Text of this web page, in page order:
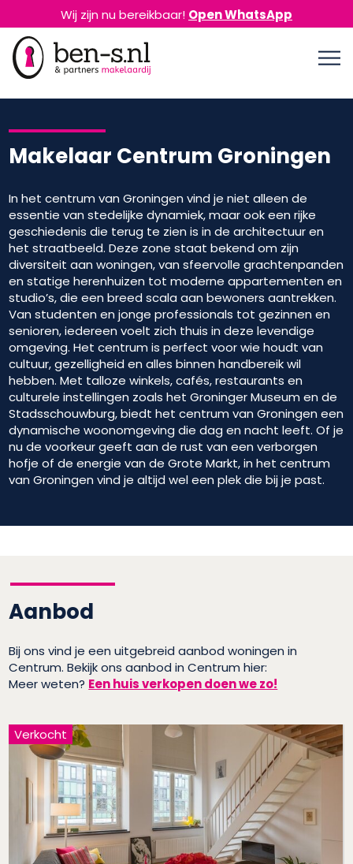
Wij zijn nu bereikbaar! Open WhatsApp
Makelaar Centrum Groningen
In het centrum van Groningen vind je niet alleen de
essentie van stedelijke dynamiek, maar ook een rijke
geschiedenis die terug te zien is in de architectuur en
het straatbeeld. Deze zone staat bekend om zijn
diversiteit aan woningen, van sfeervolle grachtenpanden
en statige herenhuizen tot moderne appartementen en
studio’s, die een breed scala aan bewoners aantrekken.
Van studenten en jonge professionals tot gezinnen en
senioren, iedereen voelt zich thuis in deze levendige
omgeving. Het centrum is perfect voor wie houdt van
cultuur, gezelligheid en alles binnen handbereik wil
hebben. Met talloze winkels, cafés, restaurants en
culturele instellingen zoals het Groninger Museum en de
Stadsschouwburg, biedt het centrum van Groningen een
dynamische woonomgeving die dag en nacht leeft. Of je
nu de voorkeur geeft aan de rust van een verborgen
hofje of de energie van de Grote Markt, in het centrum
van Groningen vind je altijd wel een plek die bij je past.
Aanbod
Bij ons vind je een uitgebreid aanbod woningen in
Centrum. Bekijk ons aanbod in Centrum hier:
Meer weten? Een huis verkopen doen we zo!
Verkocht